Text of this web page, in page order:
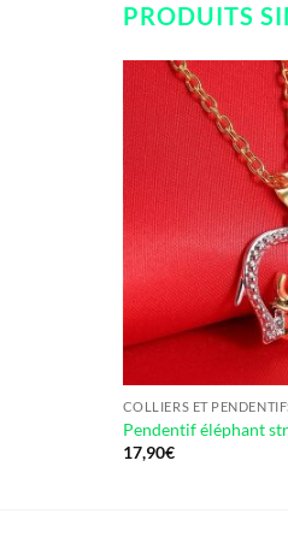
PRODUITS
COLLIERS ET
Pendentif éléphant
17,90€